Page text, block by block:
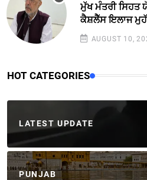
ਮੁੱਖ ਮੰਤਰੀ ਸਿਹਤ
ਕੈਸ਼ਲੈੱਸ ਇਲਾਜ
AUGUST 10,
HOT CATEGORIES
LATEST UPDATE
PUNJAB